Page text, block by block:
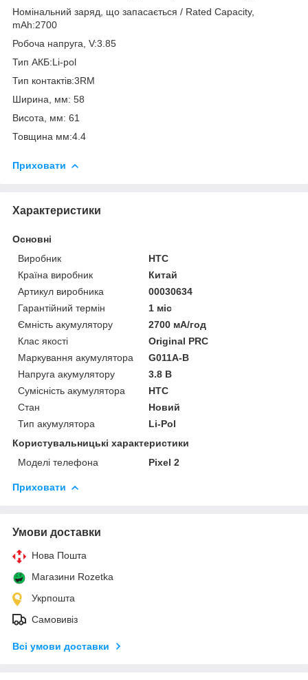
Номінальний заряд, що запасається / Rated Capacity,
mAh:2700
Робоча напруга, V:3.85
Тип АКБ:Li-pol
Тип контактів:3RM
Ширина, мм: 58
Висота, мм: 61
Товщина мм:4.4
Приховати
Характеристики
Основні
Виробник
HTC
Країна виробник
Китай
Артикул виробника
00030634
Гарантійний термін
1 міс
Ємність акумулятору
2700 мА/год
Клас якості
Original PRC
Маркування акумулятора
G011A-B
Напруга акумулятору
3.8 В
Сумісність акумулятора
HTC
Стан
Новий
Тип акумулятора
Li-Pol
Користувальницькі характеристики
Моделі телефона
Pixel 2
Приховати
Умови доставки
Нова Пошта
Магазини Rozetka
Укрпошта
Самовивіз
Всі умови доставки